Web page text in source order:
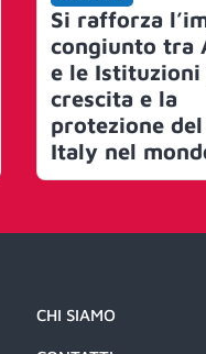
Si rafforza
congiunto tra
e le Istituzioni
crescita e la
protezione
Italy nel
Siglato un
sensibilizzare
CHI SIAMO